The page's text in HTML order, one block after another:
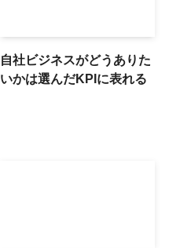
自社ビジネスがどうありた
いかは選んだKPIに表れる